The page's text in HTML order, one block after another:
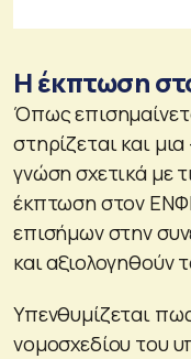
Η έκπτωση
Όπως
στηρίζεται και
γνώση σχετικά με
έκπτωση στον
επισήμων στην
και αξιολογηθούν
Υπενθυμίζεται
νομοσχεδίου του